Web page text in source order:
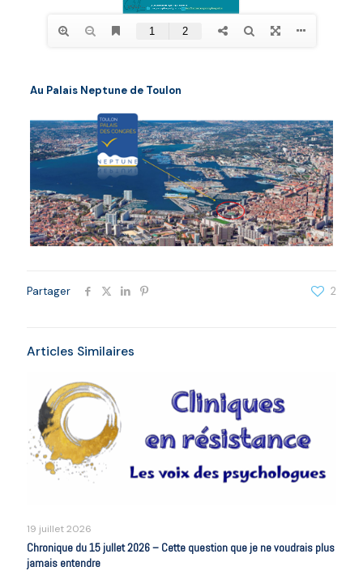
Au Palais Neptune de Toulon
Partager 2
Articles Similaires
19 juillet 2026
Chronique du 15 jullet 2026 – Cette question que je ne voudrais plus
jamais entendre